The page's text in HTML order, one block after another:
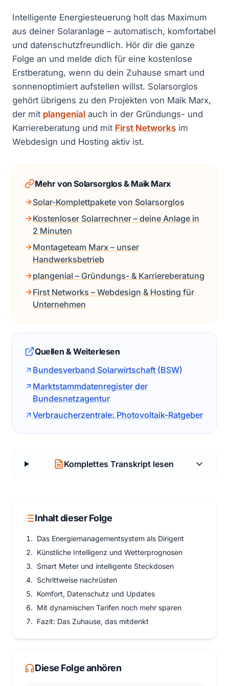
Intelligente Energiesteuerung holt das Maximum
aus deiner Solaranlage – automatisch, komfortabel
und datenschutzfreundlich. Hör dir die ganze
Folge an und melde dich für eine kostenlose
Erstberatung, wenn du dein Zuhause smart und
sonnenoptimiert aufstellen willst. Solarsorglos
gehört übrigens zu den Projekten von Maik Marx,
der mit plangenial auch in der Gründungs- und
Karriereberatung und mit First Networks im
Webdesign und Hosting aktiv ist.
Mehr von Solarsorglos & Maik Marx
Solar-Komplettpakete von Solarsorglos
Kostenloser Solarrechner – deine Anlage in
2 Minuten
Montageteam Marx – unser
Handwerksbetrieb
plangenial – Gründungs- & Karriereberatung
First Networks – Webdesign & Hosting für
Unternehmen
Quellen & Weiterlesen
Bundesverband Solarwirtschaft (BSW)
Marktstammdatenregister der
Bundesnetzagentur
Verbraucherzentrale: Photovoltaik-Ratgeber
Komplettes Transkript lesen
Inhalt dieser Folge
Das Energiemanagementsystem als Dirigent
Künstliche Intelligenz und Wetterprognosen
Smart Meter und intelligente Steckdosen
Schrittweise nachrüsten
Komfort, Datenschutz und Updates
Mit dynamischen Tarifen noch mehr sparen
Fazit: Das Zuhause, das mitdenkt
Diese Folge anhören